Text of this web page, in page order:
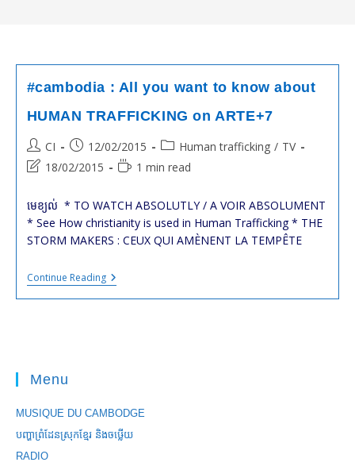
#cambodia : All you want to know about
HUMAN TRAFFICKING on ARTE+7
Post
author:
CI
Post
published:
12/02/2015
Post
category:
Human trafficking / TV
Post
modified:
18/02/2015
Reading1 min read
មេខ្យល់ * TO WATCH ABSOLUTLY / A VOIR ABSOLUMENT
* See How christianity is used in Human Trafficking * THE
STORM MAKERS : CEUX QUI AMÈNENT LA TEMPÊTE
Continue Reading#cambodia
:
All
ARTE+7
Menu
MUSIQUE DU CAMBODGE
បញ្ហាព្រំដែនស្រុកខ្មែរ និងចឞ្លើយ
RADIO